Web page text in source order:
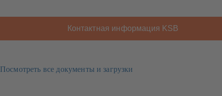
Контактная информация KSB
Посмотреть все документы и загрузки